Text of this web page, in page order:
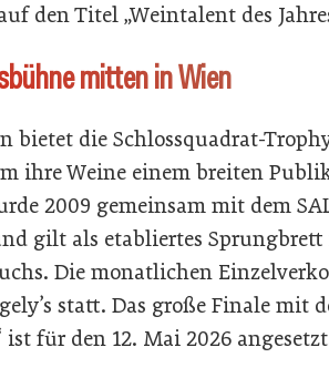
den Titel „Weintalent des
mitten in Wien
bietet die Schlossquadrat-
ihre Weine einem breiten
2009 gemeinsam mit dem
gilt als etabliertes
Die monatlichen
statt. Das große Finale mit
ist für den 12. Mai 2026